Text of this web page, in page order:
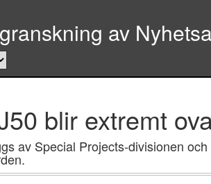
av
blir extremt
av Special Projects-divisionen